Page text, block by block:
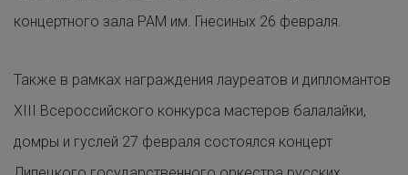
концертного зала РАМ им. Гнесиных 26 февраля.
Также в рамках награждения лауреатов и дипломантов
XIII Всероссийского конкурса мастеров балалайки,
домры и гуслей 27 февраля состоялся концерт